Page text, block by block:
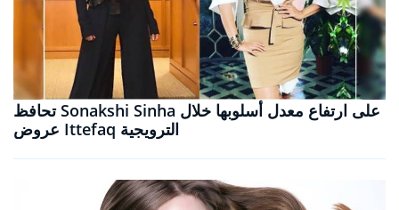
تحافظ Sonakshi Sinha على ارتفاع معدل أسلوبها خلال
عروض Ittefaq الترويجية